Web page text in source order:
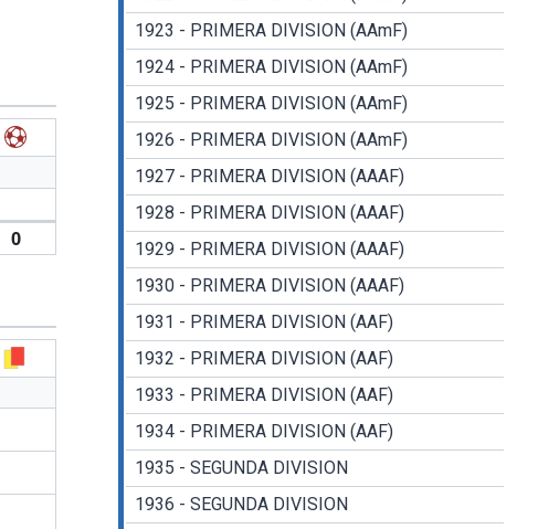
0
1923 - PRIMERA DIVISION (AAmF)
1924 - PRIMERA DIVISION (AAmF)
1925 - PRIMERA DIVISION (AAmF)
1926 - PRIMERA DIVISION (AAmF)
1927 - PRIMERA DIVISION (AAAF)
1928 - PRIMERA DIVISION (AAAF)
1929 - PRIMERA DIVISION (AAAF)
1930 - PRIMERA DIVISION (AAAF)
1931 - PRIMERA DIVISION (AAF)
1932 - PRIMERA DIVISION (AAF)
1933 - PRIMERA DIVISION (AAF)
1934 - PRIMERA DIVISION (AAF)
1935 - SEGUNDA DIVISION
1936 - SEGUNDA DIVISION